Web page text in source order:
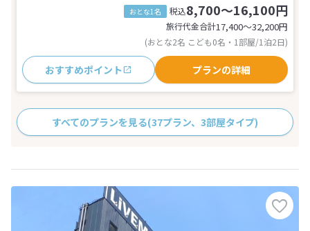
おとな1名 税込8,700～16,100円
旅行代金合計17,400〜32,200円
(おとな2名 こども0名・1部屋/1泊2日)
おすすめポイント プランの詳細
すべてのプランを見る(37プラン、3部屋タイプ)